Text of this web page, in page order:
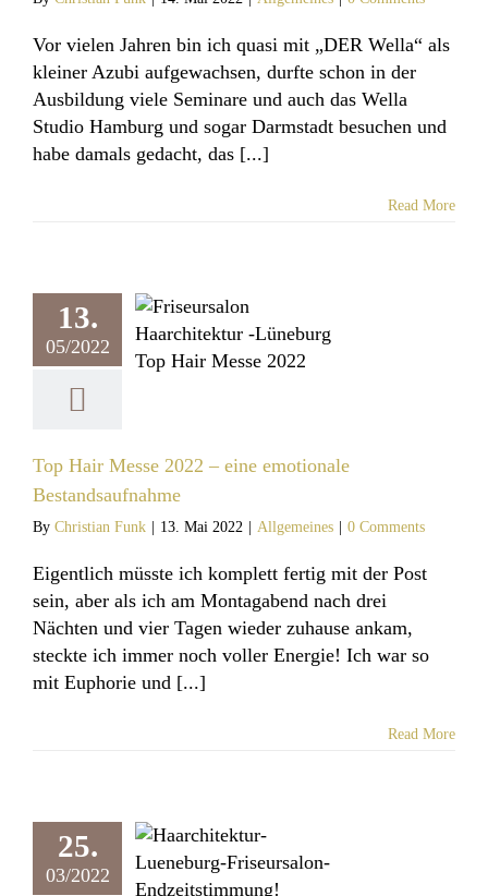
Vor vielen Jahren bin ich quasi mit „DER Wella“ als
kleiner Azubi aufgewachsen, durfte schon in der
Ausbildung viele Seminare und auch das Wella
Studio Hamburg und sogar Darmstadt besuchen und
habe damals gedacht, das [...]
Read More
13.
05/2022
Messe 2022
emotionale
Top Hair Messe 2022 – eine emotionale
Bestandsaufnahme
By Christian Funk 13. Mai 2022 Allgemeines 0 Comments
Eigentlich müsste ich komplett fertig mit der Post
sein, aber als ich am Montagabend nach drei
Nächten und vier Tagen wieder zuhause ankam,
steckte ich immer noch voller Energie! Ich war so
mit Euphorie und [...]
Read More
25.
03/2022
im Jahre
nun die
Pleitewelle?